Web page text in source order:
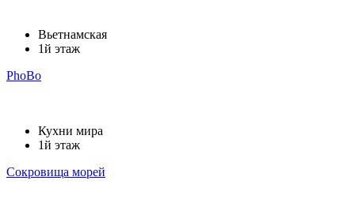
Вьетнамская
1й этаж
PhoBo
Кухни мира
1й этаж
Сокровища морей